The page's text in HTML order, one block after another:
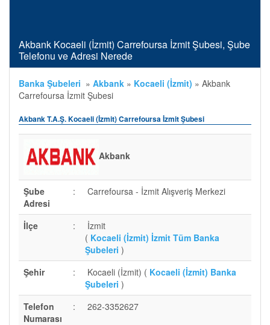
Akbank Kocaeli (İzmit) Carrefoursa İzmit Şubesi, Şube
Telefonu ve Adresi Nerede
Banka Şubeleri » Akbank » Kocaeli (İzmit) » Akbank
Carrefoursa İzmit Şubesi
Akbank T.A.Ş. Kocaeli (İzmit) Carrefoursa İzmit Şubesi
Akbank
Şube
Adresi
: Carrefoursa - İzmit Alışveriş Merkezi
İlçe :
İzmit
( Kocaeli (İzmit) İzmit Tüm Banka
Şubeleri )
Şehir
: Kocaeli (İzmit) ( Kocaeli (İzmit) Banka
Şubeleri )
Telefon
Numarası
: 262-3352627